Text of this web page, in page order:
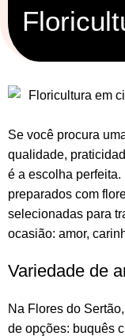
Se você procura
qualidade,
é a escolha perfeita.
preparados com
selecionadas para
ocasião: amor,
Variedade de
Na Flores do Sertão
de opções: buquês